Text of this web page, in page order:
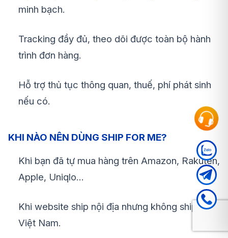
minh bạch.
Tracking đầy đủ, theo dõi được toàn bộ hành
trình đơn hàng.
Hỗ trợ thủ tục thông quan, thuế, phí phát sinh
nếu có.
KHI NÀO NÊN DÙNG SHIP FOR ME?
Khi bạn đã tự mua hàng trên Amazon, Rakuten,
Apple, Uniqlo…
Khi website ship nội địa nhưng không ship về
Việt Nam.